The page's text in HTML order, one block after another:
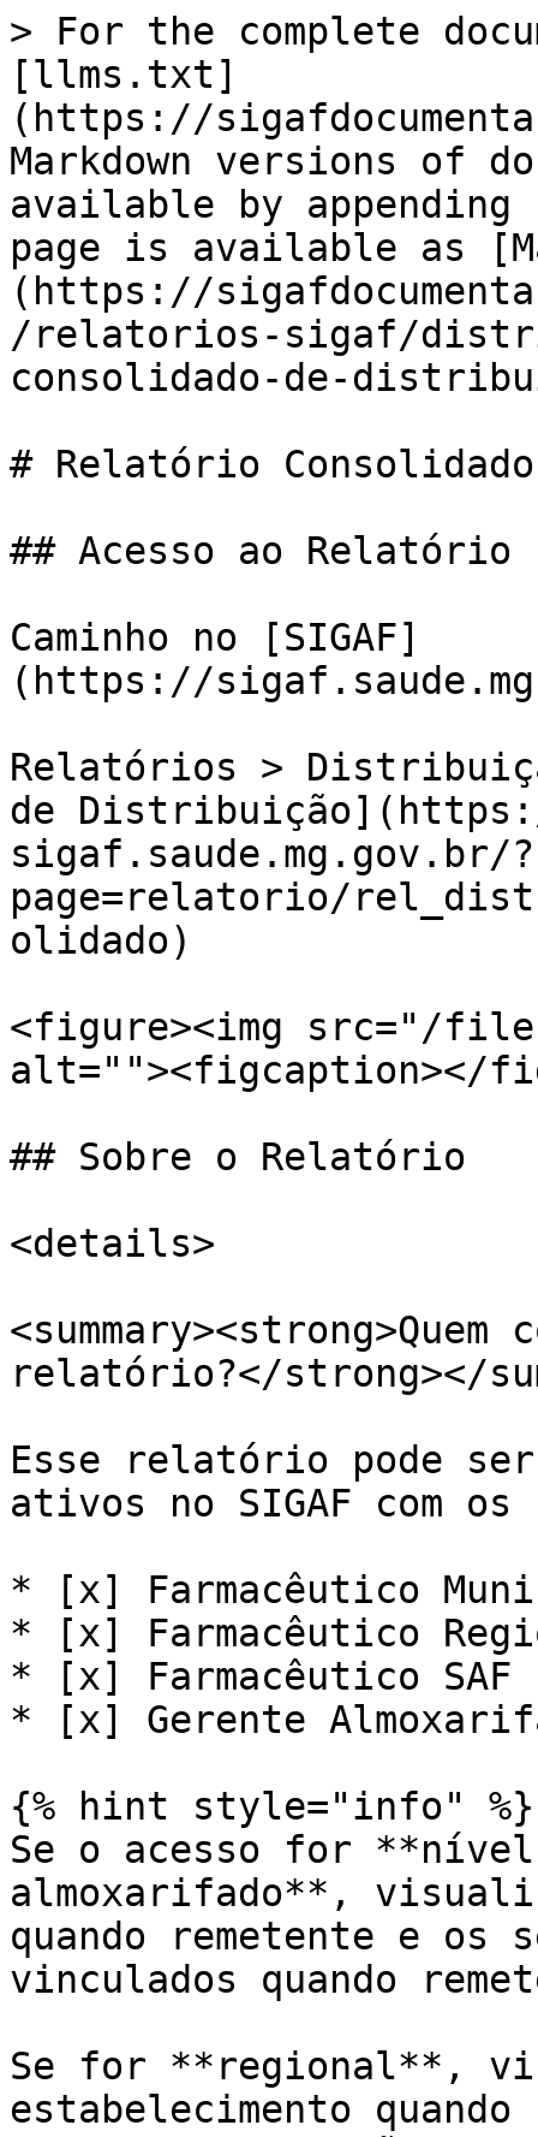
> For the complete
[llms.txt]
(https://
Markdown versions of
available by
page is available as
(https://
/relatorios-sigaf/
consolidado-de-
# Relatório
## Acesso ao Relatório
Caminho no [SIGAF]
(https://
Relatórios >
de
sigaf.saude.mg.gov.br/?
page=relatorio/
olidado)
<figure><img src="/files/
alt=""><figcaption></
## Sobre o Relatório
<details>
relatório?</strong></
Esse relatório pode
ativos no SIGAF com
* [x] Farmacêutico
* [x] Farmacêutico
* [x] Farmacêutico SAF
* [x] Gerente
{% hint style="info" %}
Se o acesso for
almoxarifado**,
quando remetente e os
vinculados quando
Se for **regional**,
estabelecimento